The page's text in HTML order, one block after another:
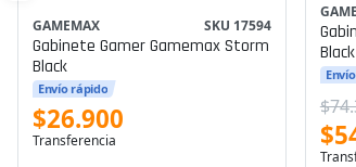
GAMEMAX SKU 17594
Gabinete Gamer Gamemax Storm
Black
Envío rápido
$26.900
Transferencia
Black